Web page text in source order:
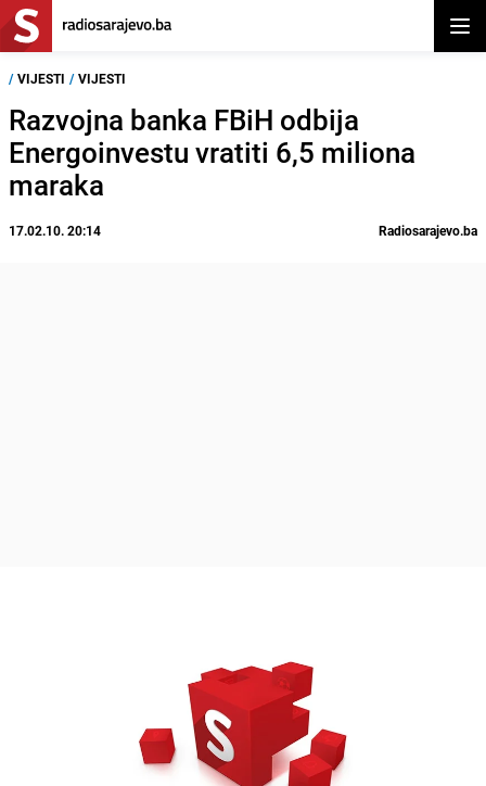
/ VIJESTI / VIJESTI
Razvojna banka FBiH odbija
Energoinvestu vratiti 6,5 miliona
maraka
17.02.10. 20:14 Radiosarajevo.ba